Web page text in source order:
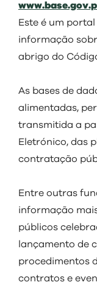
visit
Este é um
informação
abrigo do
As bases de
alimentadas,
transmitida a
Eletrónico, das
contratação
Entre outras
informação
públicos
lançamento de
procedimentos
contratos e